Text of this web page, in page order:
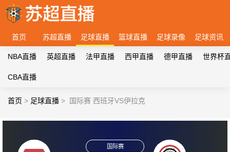
首页 苏超直播 足球直播 篮球直播 足球录像 足球资讯
NBA直播 英超直播 法甲直播 西甲直播 德甲直播 世界杯
CBA直播
首页 > 足球直播 > 国际赛 西班牙VS伊拉克